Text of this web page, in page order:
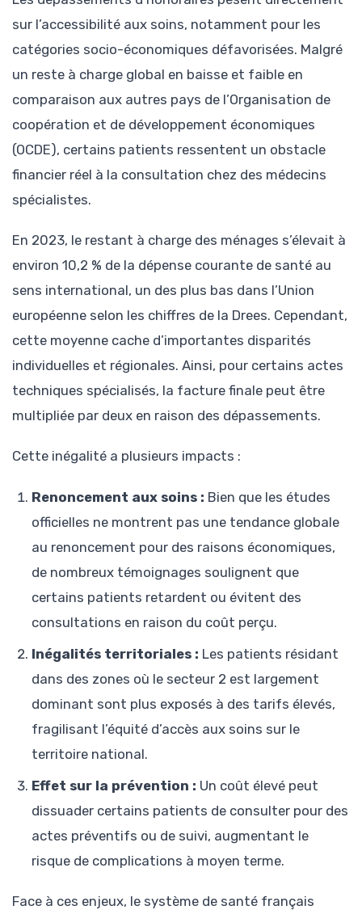
sur l’accessibilité aux soins, notamment pour les
catégories socio-économiques défavorisées. Malgré
un reste à charge global en baisse et faible en
comparaison aux autres pays de l’Organisation de
coopération et de développement économiques
(OCDE), certains patients ressentent un obstacle
financier réel à la consultation chez des médecins
spécialistes.
En 2023, le restant à charge des ménages s’élevait à
environ 10,2 % de la dépense courante de santé au
sens international, un des plus bas dans l’Union
européenne selon les chiffres de la Drees. Cependant,
cette moyenne cache d’importantes disparités
individuelles et régionales. Ainsi, pour certains actes
techniques spécialisés, la facture finale peut être
multipliée par deux en raison des dépassements.
Cette inégalité a plusieurs impacts :
Renoncement aux soins : Bien que les études
officielles ne montrent pas une tendance globale
au renoncement pour des raisons économiques,
de nombreux témoignages soulignent que
certains patients retardent ou évitent des
consultations en raison du coût perçu.
Inégalités territoriales : Les patients résidant
dans des zones où le secteur 2 est largement
dominant sont plus exposés à des tarifs élevés,
fragilisant l’équité d’accès aux soins sur le
territoire national.
Effet sur la prévention : Un coût élevé peut
dissuader certains patients de consulter pour des
actes préventifs ou de suivi, augmentant le
risque de complications à moyen terme.
Face à ces enjeux, le système de santé français